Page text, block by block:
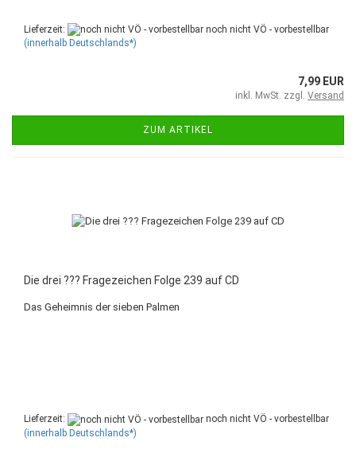
Lieferzeit:
noch nicht VÖ - vorbestellbar
(innerhalb Deutschlands*)
7,99 EUR
inkl. MwSt. zzgl. Versand
ZUM ARTIKEL
Die drei ??? Fragezeichen Folge 239 auf CD
Das Geheimnis der sieben Palmen
Lieferzeit:
noch nicht VÖ - vorbestellbar
(innerhalb Deutschlands*)